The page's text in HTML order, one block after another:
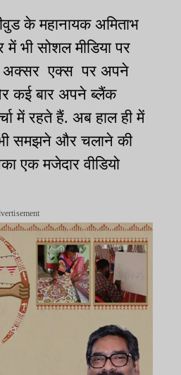
के महानायक अमिताभ
भी सोशल मीडिया पर
अक्सर एक्स पर अपने
कई बार अपने ब्लैंक
में रहते हैं. अब हाल ही में
भी समझने और चलाने की
एक मजेदार वीडियो